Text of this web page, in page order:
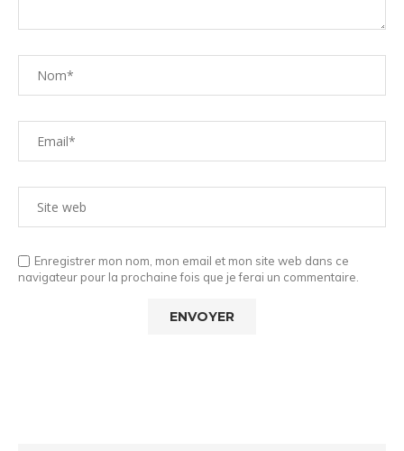
Enregistrer mon nom, mon email et mon site web dans ce
navigateur pour la prochaine fois que je ferai un commentaire.